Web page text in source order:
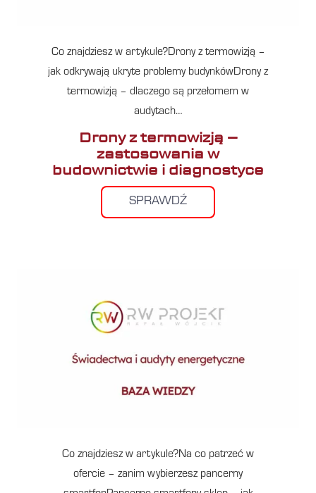
Co znajdziesz w artykule?Drony z termowizją –
jak odkrywają ukryte problemy budynkówDrony z
termowizją – dlaczego są przełomem w
audytach…
Drony z termowizją –
zastosowania w
budownictwie i diagnostyce
SPRAWDŹ
Co znajdziesz w artykule?Na co patrzeć w
ofercie – zanim wybierzesz pancerny